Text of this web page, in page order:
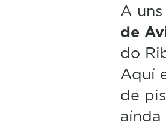
A
de
do
Aquí
de
aínda